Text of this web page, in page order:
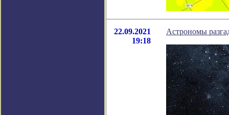
22.09.2021
19:18
Астрономы